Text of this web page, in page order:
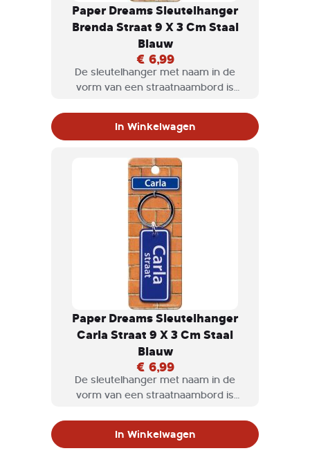
Paper Dreams Sleutelhanger
Brenda Straat 9 X 3 Cm Staal
Blauw
€ 6,99
De sleutelhanger met naam in de
vorm van een straatnaambord is
jezelf om te krijgen.
In Winkelwagen
Paper Dreams Sleutelhanger
Carla Straat 9 X 3 Cm Staal
Blauw
€ 6,99
De sleutelhanger met naam in de
vorm van een straatnaambord is
jezelf om te krijgen.
In Winkelwagen